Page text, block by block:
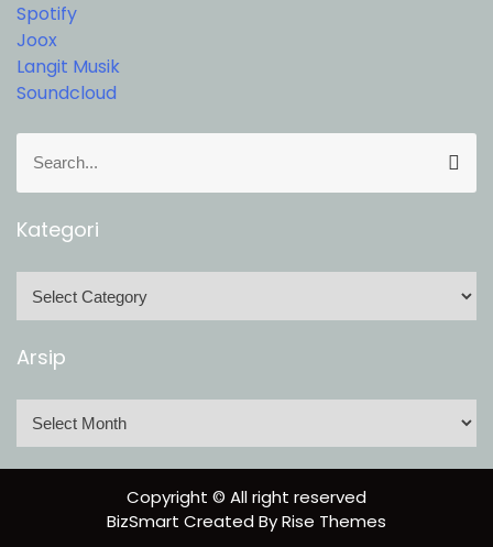
Spotify
Joox
Langit Musik
Soundcloud
a
r
h
r
S
a
Kategori
e
r
i
Arsip
s
Copyright © All right reserved
BizSmart Created ByRise Themes